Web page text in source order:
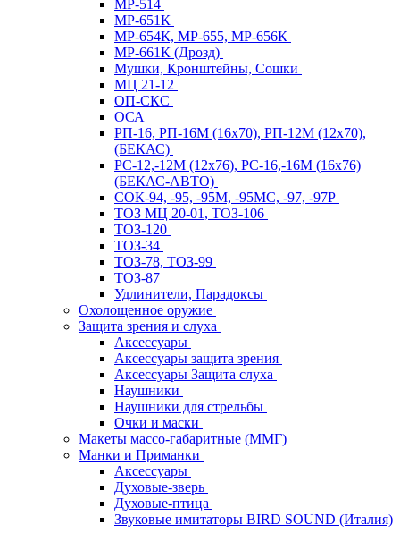
МР-514
МР-651К
МР-654К, МР-655, МР-656К
МР-661К (Дрозд)
Мушки, Кронштейны, Сошки
МЦ 21-12
ОП-СКС
ОСА
РП-16, РП-16М (16х70), РП-12М (12х70),
(БЕКАС)
РС-12,-12М (12х76), РС-16,-16М (16х76)
(БЕКАС-АВТО)
СОК-94, -95, -95М, -95МС, -97, -97Р
ТОЗ МЦ 20-01, ТОЗ-106
ТОЗ-120
ТОЗ-34
ТОЗ-78, ТОЗ-99
ТОЗ-87
Удлинители, Парадоксы
Охолощенное оружие
Защита зрения и слуха
Аксессуары
Аксессуары защита зрения
Аксессуары Защита слуха
Наушники
Наушники для стрельбы
Очки и маски
Макеты массо-габаритные (ММГ)
Манки и Приманки
Аксессуары
Духовые-зверь
Духовые-птица
Звуковые имитаторы BIRD SOUND (Италия)